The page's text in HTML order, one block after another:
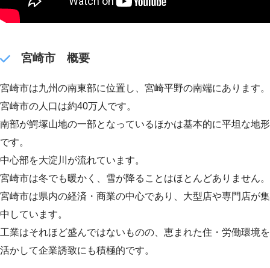
宮崎市 概要
宮崎市は九州の南東部に位置し、宮崎平野の南端にあります。
宮崎市の人口は約40万人です。
南部が鰐塚山地の一部となっているほかは基本的に平坦な地形
です。
中心部を大淀川が流れています。
宮崎市は冬でも暖かく、雪が降ることはほとんどありません。
宮崎市は県内の経済・商業の中心であり、大型店や専門店が集
中しています。
工業はそれほど盛んではないものの、恵まれた住・労働環境を
活かして企業誘致にも積極的です。